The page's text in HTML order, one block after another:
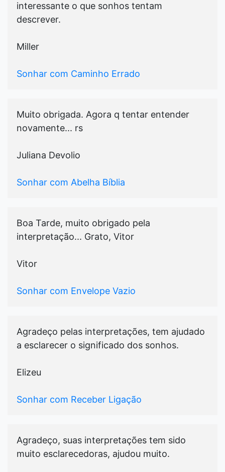
interessante o que sonhos tentam
descrever.
Miller
Sonhar com Caminho Errado
Muito obrigada. Agora q tentar entender
novamente... rs
Juliana Devolio
Sonhar com Abelha Bíblia
Boa Tarde, muito obrigado pela
interpretação... Grato, Vitor
Vitor
Sonhar com Envelope Vazio
Agradeço pelas interpretações, tem ajudado
a esclarecer o significado dos sonhos.
Elizeu
Sonhar com Receber Ligação
Agradeço, suas interpretações tem sido
muito esclarecedoras, ajudou muito.